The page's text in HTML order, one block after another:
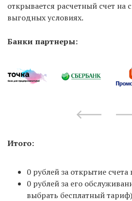
открывается расчетный счет на
выгодных условиях.
Банки партнеры:
Итого:
0 рублей за открытие счета
0 рублей за его
выбрать бесплатный